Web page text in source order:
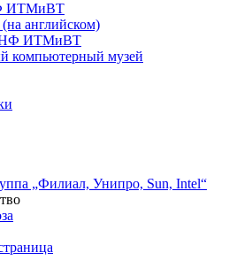
ИТМиВТ
английском)
НФ ИТМиВТ
компьютерный музей
„Филиал, Унипро, Sun, Intel“